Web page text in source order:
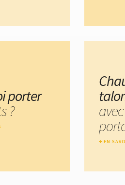
porter
?
EN